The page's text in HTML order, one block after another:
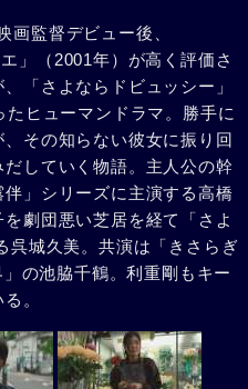
画監督デビュー後、
」（2001年）が高く評価さ
「さよならドビュッシー」
ヒューマンドラマ。勝手に
その知らない彼女に振り回
していく物語。主人公の幹
」シリーズに主演する高橋
劇団悪い芝居を経て「さよ
呉城久美。共演は「きさらぎ
の池脇千鶴。利重剛もキー
。